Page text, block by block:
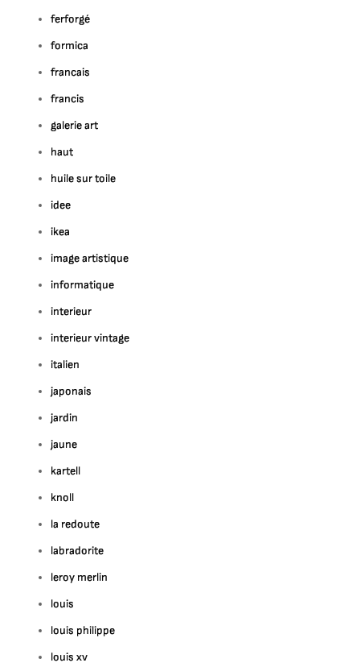
ferforgé
formica
francais
francis
galerie art
haut
huile sur toile
idee
ikea
image artistique
informatique
interieur
interieur vintage
italien
japonais
jardin
jaune
kartell
knoll
la redoute
labradorite
leroy merlin
louis
louis philippe
louis xv